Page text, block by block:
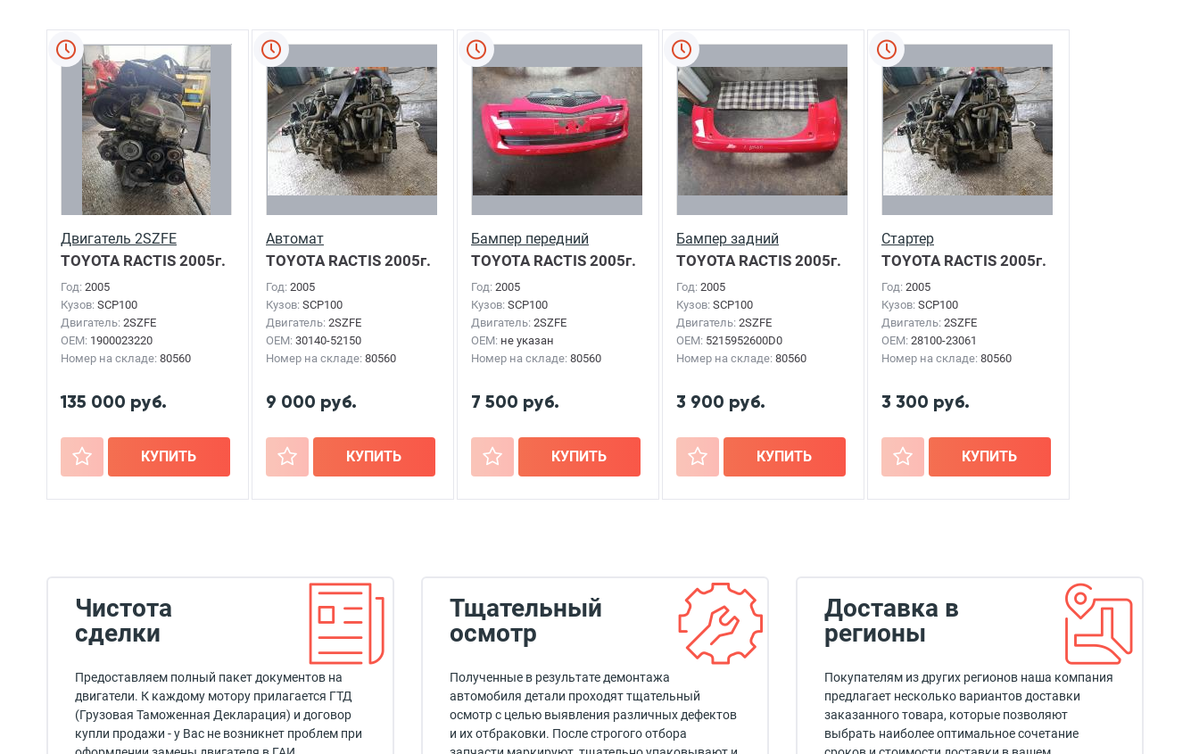
Двигатель 2SZFE
TOYOTA RACTIS 2005г.
Год: 2005
Кузов: SCP100
Двигатель: 2SZFE
OEM: 1900023220
Номер на складе: 80560
135 000 руб.
+ КУПИТЬ
Автомат
TOYOTA RACTIS 2005г.
Год: 2005
Кузов: SCP100
Двигатель: 2SZFE
OEM: 30140-52150
Номер на складе: 80560
9 000 руб.
+ КУПИТЬ
Бампер передний
TOYOTA RACTIS 2005г.
Год: 2005
Кузов: SCP100
Двигатель: 2SZFE
OEM: не указан
Номер на складе: 80560
7 500 руб.
+ КУПИТЬ
Бампер задний
TOYOTA RACTIS 2005г.
Год: 2005
Кузов: SCP100
Двигатель: 2SZFE
OEM: 5215952600D0
Номер на складе: 80560
3 900 руб.
+ КУПИТЬ
Стартер
TOYOTA RACTIS 2005г.
Год: 2005
Кузов: SCP100
Двигатель: 2SZFE
OEM: 28100-23061
Номер на складе: 80560
3 300 руб.
+ КУПИТЬ
Чистота
сделки
Предоставляем полный пакет документов на
двигатели. К каждому мотору прилагается ГТД
(Грузовая Таможенная Декларация) и договор
купли продажи - у Вас не возникнет проблем при
Тщательный
осмотр
Полученные в результате демонтажа
автомобиля детали проходят тщательный
осмотр с целью выявления различных дефектов
и их отбраковки. После строгого отбора
Доставка в
регионы
Покупателям из других регионов наша компания
предлагает несколько вариантов доставки
заказанного товара, которые позволяют
выбрать наиболее оптимальное сочетание